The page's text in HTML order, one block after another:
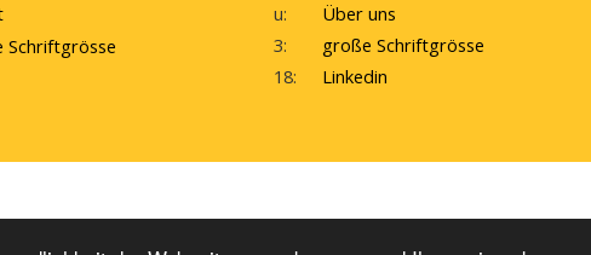
Schriftgrösse
u:
Über uns
3:
große Schriftgrösse
18:
Linkedin